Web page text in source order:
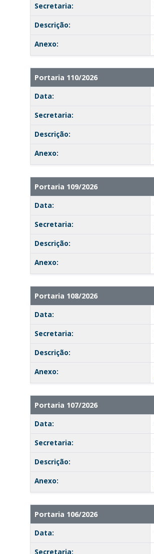
Secretaria:
Descrição:
Anexo:
Portaria 110/2026
Data:
Secretaria:
Descrição:
Anexo:
Portaria 109/2026
Data:
Secretaria:
Descrição:
Anexo:
Portaria 108/2026
Data:
Secretaria:
Descrição:
Anexo:
Portaria 107/2026
Data:
Secretaria:
Descrição:
Anexo:
Portaria 106/2026
Data:
Secretaria: